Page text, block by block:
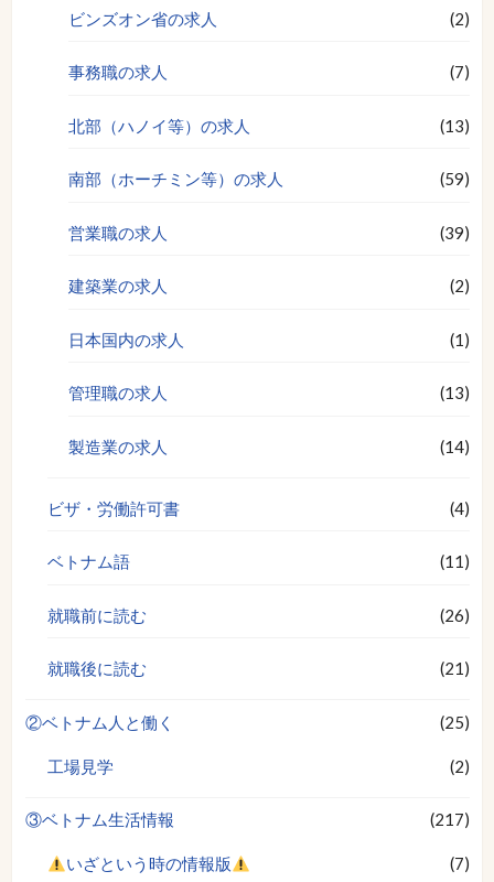
ビンズオン省の求人 (2)
事務職の求人 (7)
北部（ハノイ等）の求人 (13)
南部（ホーチミン等）の求人 (59)
営業職の求人 (39)
建築業の求人 (2)
日本国内の求人 (1)
管理職の求人 (13)
製造業の求人 (14)
ビザ・労働許可書 (4)
ベトナム語 (11)
就職前に読む (26)
就職後に読む (21)
②ベトナム人と働く (25)
工場見学 (2)
③ベトナム生活情報 (217)
いざという時の情報版 (7)